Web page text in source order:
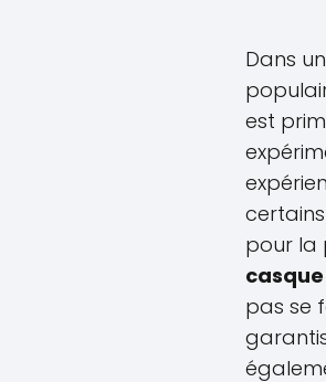
Dans
est
pour la
pas se